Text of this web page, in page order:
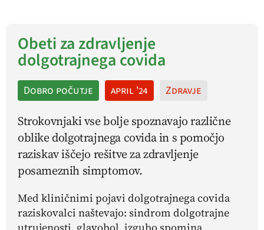
Obeti za zdravljenje
dolgotrajnega covida
Dobro počutje april '24 Zdravje
Strokovnjaki vse bolje spoznavajo različne
oblike dolgotrajnega covida in s pomočjo
raziskav iščejo rešitve za zdravljenje
posameznih simptomov.
Med kliničnimi pojavi dolgotrajnega covida
raziskovalci naštevajo: sindrom dolgotrajne